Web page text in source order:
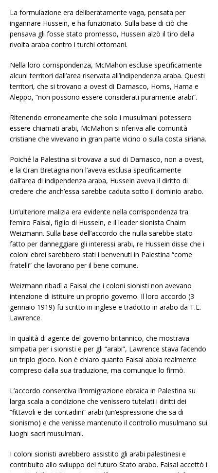
La formulazione era deliberatamente vaga, pensata per
ingannare Hussein, e ha funzionato. Sulla base di ciò che
pensava gli fosse stato promesso, Hussein alzò il tiro della
rivolta araba contro i turchi ottomani.
Nella loro corrispondenza, McMahon escluse specificamente
alcuni territori dall’area riservata all’indipendenza araba. Questi
territori, che si trovano a ovest di Damasco, Homs, Hama e
Aleppo, “non possono essere considerati puramente arabi”.
Ritenendo erroneamente che solo i musulmani potessero
essere chiamati arabi, McMahon si riferiva alle comunità
cristiane che vivevano in gran parte vicino o sulla costa siriana.
Poiché la Palestina si trovava a sud di Damasco, non a ovest,
e la Gran Bretagna non l’aveva esclusa specificamente
dall’area di indipendenza araba, Hussein aveva il diritto di
credere che anch’essa sarebbe caduta sotto il dominio arabo.
Un’ulteriore malizia era evidente nella corrispondenza tra
l’emiro Faisal, figlio di Hussein, e il leader sionista Chaim
Weizmann. Sulla base dell’accordo che nulla sarebbe stato
fatto per danneggiare gli interessi arabi, re Hussein disse che i
coloni ebrei sarebbero stati i benvenuti in Palestina “come
fratelli” che lavorano per il bene comune.
Weizmann ribadì a Faisal che i coloni sionisti non avevano
intenzione di istituire un proprio governo. Il loro accordo (3
gennaio 1919) fu scritto in inglese e tradotto in arabo da T.E.
Lawrence.
In qualità di agente del governo britannico, che mostrava
simpatia per i sionisti e per gli “arabi”, Lawrence stava facendo
un triplo gioco. Non è chiaro quanto Faisal abbia realmente
compreso dalla sua traduzione, ma comunque lo firmò.
L’accordo consentiva l’immigrazione ebraica in Palestina su
larga scala a condizione che venissero tutelati i diritti dei
“fittavoli e dei contadini” arabi (un’espressione che sa di
sionismo) e che venisse mantenuto il controllo musulmano sui
luoghi sacri musulmani.
I coloni sionisti avrebbero assistito gli arabi palestinesi e
contribuito allo sviluppo del futuro Stato arabo. Faisal accettò i